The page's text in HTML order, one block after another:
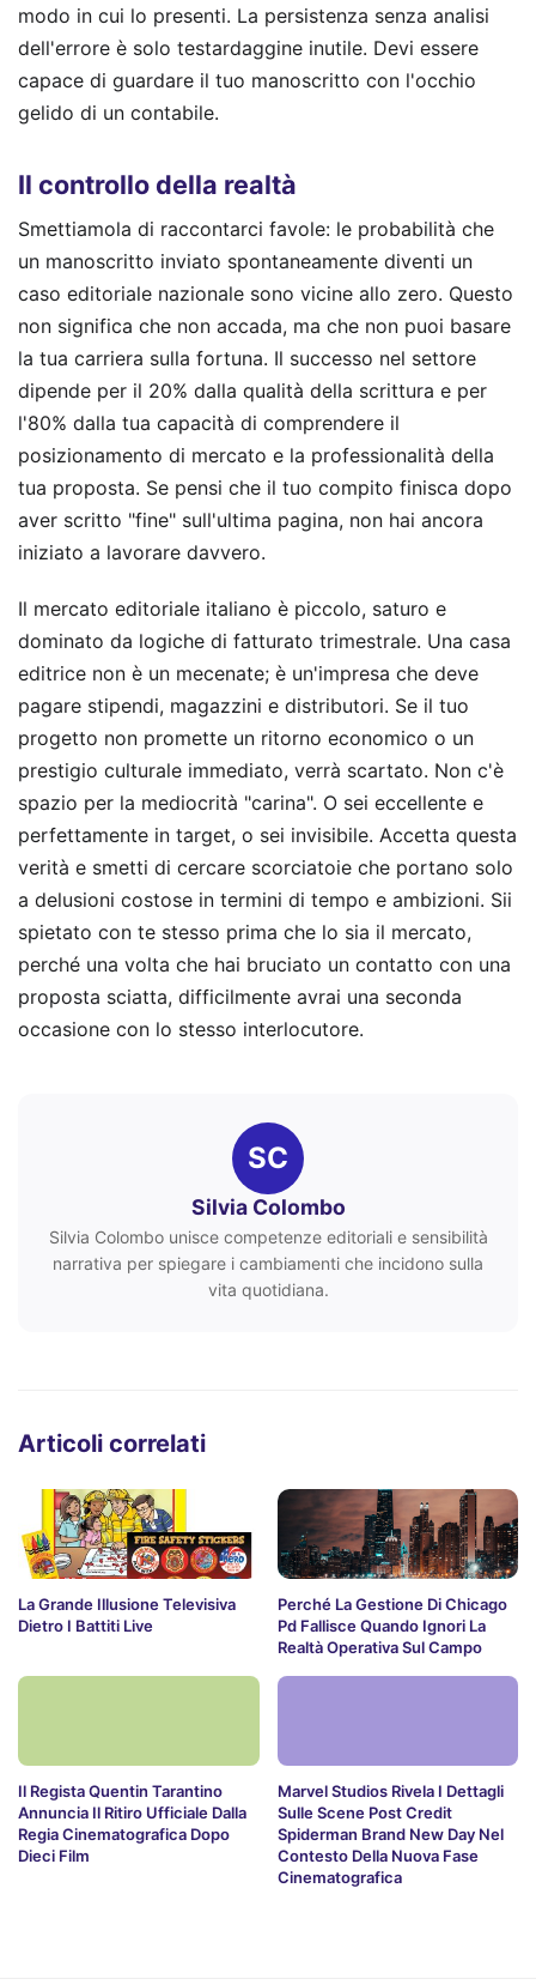
modo in cui lo presenti. La persistenza senza analisi
dell'errore è solo testardaggine inutile. Devi essere
capace di guardare il tuo manoscritto con l'occhio
gelido di un contabile.
Il controllo della realtà
Smettiamola di raccontarci favole: le probabilità che
un manoscritto inviato spontaneamente diventi un
caso editoriale nazionale sono vicine allo zero. Questo
non significa che non accada, ma che non puoi basare
la tua carriera sulla fortuna. Il successo nel settore
dipende per il 20% dalla qualità della scrittura e per
l'80% dalla tua capacità di comprendere il
posizionamento di mercato e la professionalità della
tua proposta. Se pensi che il tuo compito finisca dopo
aver scritto "fine" sull'ultima pagina, non hai ancora
iniziato a lavorare davvero.
Il mercato editoriale italiano è piccolo, saturo e
dominato da logiche di fatturato trimestrale. Una casa
editrice non è un mecenate; è un'impresa che deve
pagare stipendi, magazzini e distributori. Se il tuo
progetto non promette un ritorno economico o un
prestigio culturale immediato, verrà scartato. Non c'è
spazio per la mediocrità "carina". O sei eccellente e
perfettamente in target, o sei invisibile. Accetta questa
verità e smetti di cercare scorciatoie che portano solo
a delusioni costose in termini di tempo e ambizioni. Sii
spietato con te stesso prima che lo sia il mercato,
perché una volta che hai bruciato un contatto con una
proposta sciatta, difficilmente avrai una seconda
occasione con lo stesso interlocutore.
SC
Silvia Colombo
Silvia Colombo unisce competenze editoriali e sensibilità
narrativa per spiegare i cambiamenti che incidono sulla
vita quotidiana.
Articoli correlati
La Grande Illusione Televisiva
Dietro I Battiti Live
Perché La Gestione Di Chicago
Pd Fallisce Quando Ignori La
Realtà Operativa Sul Campo
Il Regista Quentin Tarantino
Annuncia Il Ritiro Ufficiale Dalla
Regia Cinematografica Dopo
Dieci Film
Marvel Studios Rivela I Dettagli
Sulle Scene Post Credit
Spiderman Brand New Day Nel
Contesto Della Nuova Fase
Cinematografica